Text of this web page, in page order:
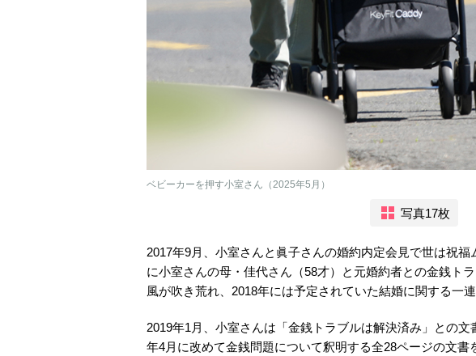
ベビーカーを押す小室さん（2025年5月）
写真17枚
2017年9月、小室さんと眞子さんの婚約内定会見で世は祝
に小室さんの母・佳代さん（58才）と元婚約者との金銭ト
風が吹き荒れ、2018年には予定されていた結婚に関する一
2019年1月、小室さんは「金銭トラブルは解決済み」との
年4月に改めて金銭問題について釈明する全28ページの文